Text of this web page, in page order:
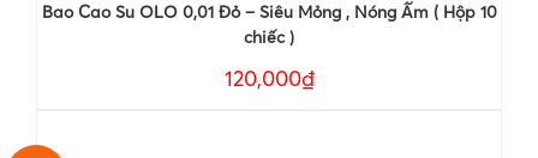
Bao Cao Su OLO 0,01 Đỏ – Siêu Mỏng , Nóng Ấm ( Hộp 10
chiếc )
120,000₫